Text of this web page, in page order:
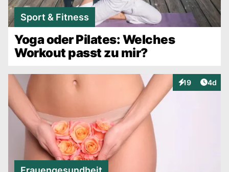
Sport & Fitness
Yoga oder Pilates: Welches
Workout passt zu mir?
19
Interaktionen
4d